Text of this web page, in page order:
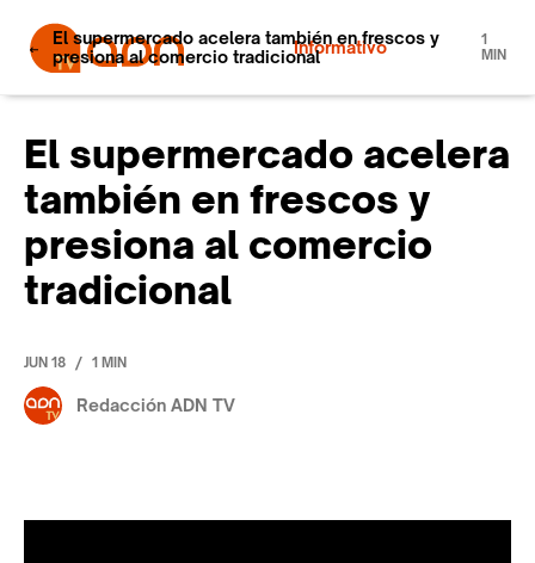
Informativo
El supermercado acelera también en frescos y
presiona al comercio tradicional
1
MIN
El supermercado acelera
también en frescos y
presiona al comercio
tradicional
JUN 18 / 1 MIN
Redacción ADN TV